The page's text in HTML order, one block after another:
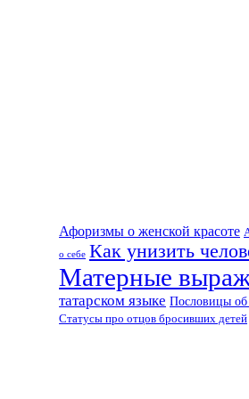
Афоризмы о женской красоте
о себе Как унизить
Матерные
татарском языке Пословицы
Статусы про отцов бросивших детей